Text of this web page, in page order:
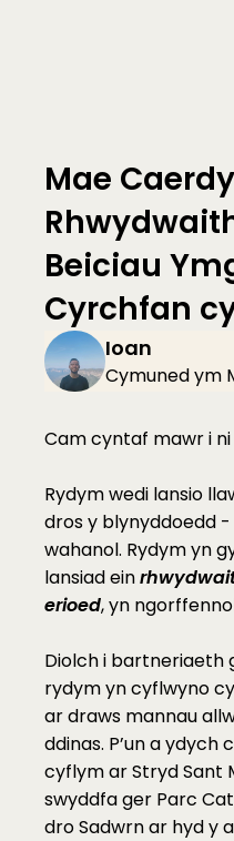
Mae
Beiciau
Cyrchfan
Ioan
Cymuned ym
Cam cyntaf mawr i
Rydym wedi lansio
dros y blynyddoedd
wahanol. Rydym yn
lansiad ein
erioed, yn
Diolch i bartneriaeth
rydym yn cyflwyno
ar draws mannau
ddinas. P’un a ydych
cyflym ar Stryd Sant
swyddfa ger Parc
dro Sadwrn ar hyd y